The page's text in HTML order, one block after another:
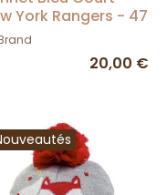
York Rangers - 47
20,00 €